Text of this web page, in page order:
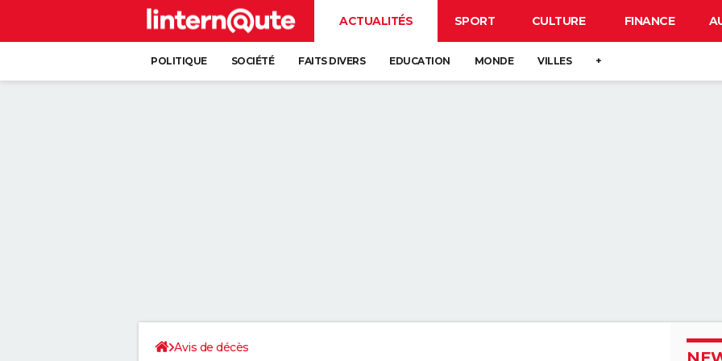
ACTUALITÉS SPORT CULTURE FINANCE
POLITIQUE SOCIÉTÉ FAITS DIVERS EDUCATION MONDE VILLES +
Avis de décès